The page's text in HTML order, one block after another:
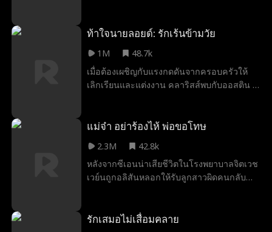
ลิลานำทั้งโชคดีและความอบอุ่นมาให้ โนอาห์
แต่เมื่อมีลิลาอยู่ข้าง ๆ เขาก็สามารถเปล่งเสียง
พูดได้อีกครั้ง ในงานประมูล ลิลาช่วยให้โจนา
ธานชนะการประมูลหีบสมบัติลึกลับที่ซ่อนอยู่
อีกด้วย ร่วมกับอิซาเบล น้องสาวของโจนาธาน
เป็นกระแสฮิตและช่วยกอบกู้บริษัทของอิซาเบล
ไว้ได้ เมื่ออันตรายคืบคลานเข้ามา ลิลาก็ “บีบ
ให้” แฮโรลด์และวิเวียน ผู้วางแผนร้าย ต้องพูด
แผนการทั้งหมด และทำให้แฮโรลด์ คาเรน และ
ท้าใจนายลอยด์: รักเร้นข้ามวัย
1M
48.7k
เมื่อต้องเผชิญกับแรงกดดันจากครอบครัวให้
เลิกเรียนและแต่งงาน คลาริสส์พบกับออสติน ซี
ทางการเงินของเธอ เขาจึงเสนอเงินให้เธอเพื่อ
ปรารถนาของคุณย่า พวกเขาจึงร่วมมือกันใน
แบบที่ไม่คาดคิด ในขณะที่ออสตินยังคงปกปิด
ตัวตนที่แท้จริงของเขาไม่ให้เธอรู้
แม่จ๋า อย่าร้องไห้ พ่อขอโทษ
2.3M
42.8k
หลังจากซีเอนน่าเสียชีวิตในโรงพยาบาลจิตเวช
เวย์นถูกอลิสันหลอกให้รับลูกสาวผิดคนกลับ
หญิงผู้ไร้ความปรานี ผู้ที่พร้อมจะแฉทุกแผนการ
รักเสมอไม่เสื่อมคลาย